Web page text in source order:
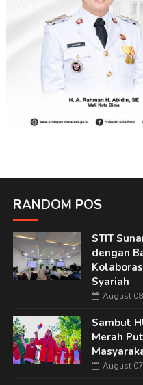
RANDOM POS
STIT
dengan
Syariah
August
Sambut
Merah
August